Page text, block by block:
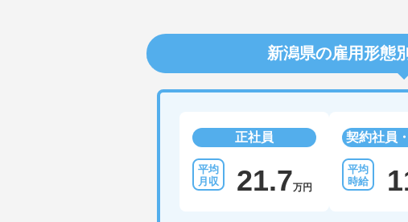
新潟県の雇用形態
正社員
21.7万円
契約社員